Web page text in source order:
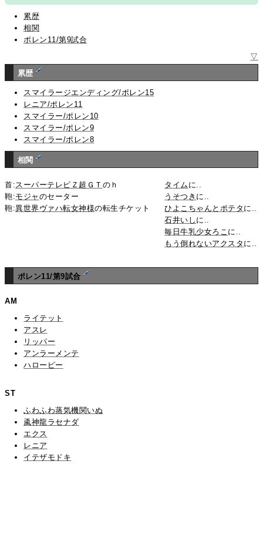
累歴
相関
ポレン11/第9試合
▽
累歴
スマイラージエンディング/ポレン15
レニア/ポレン11
スマイラー/ポレン10
スマイラー/ポレン9
スマイラー/ポレン8
相関
首: スーパーテレビＺ超ＧＴ のｈ
鞄:モジャ のセーター
鞄:異世界ヴァハ転女神様の転生チケット
タイム に..
うそつき に..
ひよこちゃんとポテタ に..
石井いし に..
毎日牛乳少女ろこ に..
もう倒れないアクスタ に..
ポレン11/第9試合
AM
ライテット
アスレ
リッパー
アンラーメンテ
ハローピー
ST
ふわふわ蒸気機関いぬ
颪神龍ラセナダ
エクス
レニア
イテザモドキ